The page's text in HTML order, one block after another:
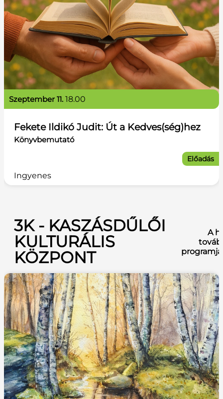
Fekete Ildikó Judit: Út a Kedves(ség)hez
Könyvbemutató
szeptember 11. 18.00
Ingyenes
Előadás
3K - KASZÁSDŰLŐI
KULTURÁLIS
KÖZPONT
A